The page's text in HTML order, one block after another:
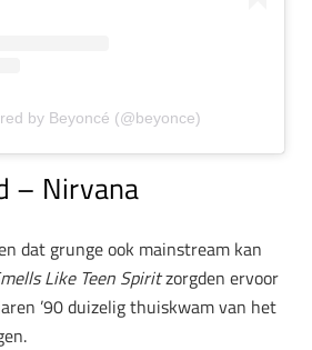
by Beyoncé (@beyonce)
– Nirvana
dat grunge ook mainstream kan
Like Teen Spiritzorgden ervoor
’90 duizelig thuiskwam van het